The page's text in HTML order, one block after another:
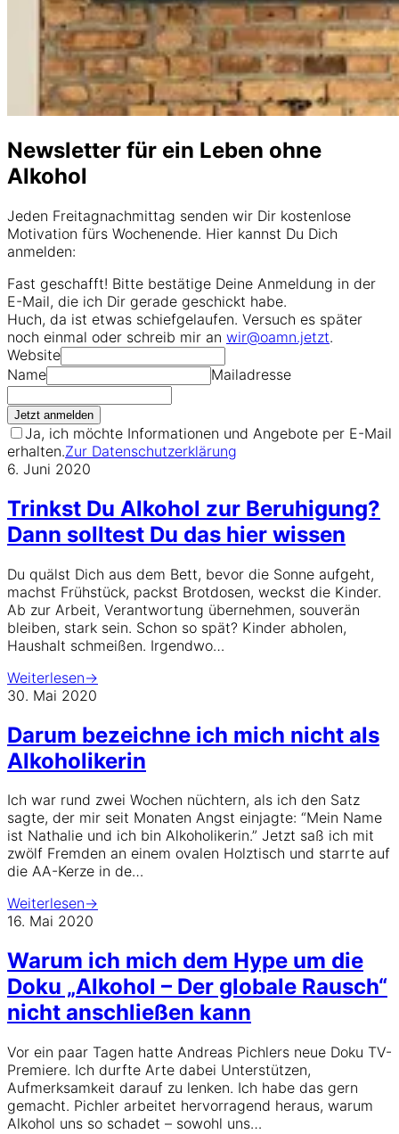
Newsletter für ein Leben ohne
Alkohol
Jeden Freitagnachmittag senden wir Dir kostenlose
Motivation fürs Wochenende. Hier kannst Du Dich
anmelden:
Fast geschafft! Bitte bestätige Deine Anmeldung in der
E-Mail, die ich Dir gerade geschickt habe.
Huch, da ist etwas schiefgelaufen. Versuch es später
noch einmal oder schreib mir an wir@oamn.jetzt.
Website
Name
Mailadresse
Jetzt anmelden
Ja, ich möchte Informationen und Angebote per E-Mail
erhalten.Zur Datenschutzerklärung
6. Juni 2020
Trinkst Du Alkohol zur Beruhigung?
Dann solltest Du das hier wissen
Du quälst Dich aus dem Bett, bevor die Sonne aufgeht,
machst Frühstück, packst Brotdosen, weckst die Kinder.
Ab zur Arbeit, Verantwortung übernehmen, souverän
bleiben, stark sein. Schon so spät? Kinder abholen,
Haushalt schmeißen. Irgendwo…
Weiterlesen→
30. Mai 2020
Darum bezeichne ich mich nicht als
Alkoholikerin
Ich war rund zwei Wochen nüchtern, als ich den Satz
sagte, der mir seit Monaten Angst einjagte: “Mein Name
ist Nathalie und ich bin Alkoholikerin.” Jetzt saß ich mit
zwölf Fremden an einem ovalen Holztisch und starrte auf
die AA-Kerze in de…
Weiterlesen→
16. Mai 2020
Warum ich mich dem Hype um die
Doku „Alkohol – Der globale Rausch“
nicht anschließen kann
Vor ein paar Tagen hatte Andreas Pichlers neue Doku TV-
Premiere. Ich durfte Arte dabei Unterstützen,
Aufmerksamkeit darauf zu lenken. Ich habe das gern
gemacht. Pichler arbeitet hervorragend heraus, warum
Alkohol uns so schadet – sowohl uns…